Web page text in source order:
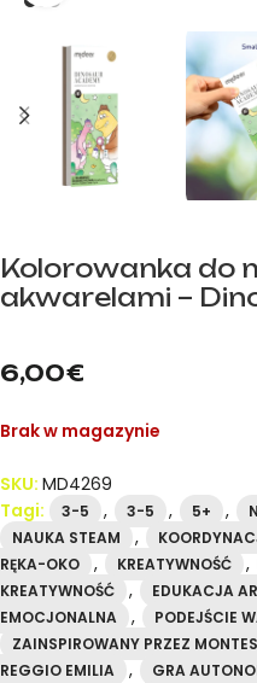
Kolorowanka do
akwarelami –
6,00€
Brak w magazynie
SKU: MD4269
Tagi:
3-5 , 3-5 , 5+ ,
NAUKA STEAM ,
RĘKA-OKO
, KREATYWNOŚĆ ,
KREATYWNOŚĆ
, EDUKACJA
EMOCJONALNA
, PODEJŚCIE
ZAINSPIROWANY PRZEZ
REGGIO EMILIA
, GRA